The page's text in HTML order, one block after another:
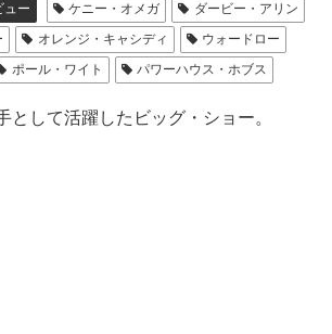
ュー ケニー・オメガ
ダービー・アリン
オレンジ・キャシディ
ウォードロー
ポール・ワイト パワーハウス・ホブス
として活躍したビッグ・ショー。